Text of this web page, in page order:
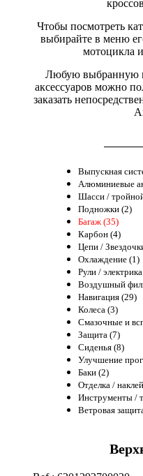
Чтобы посмотреть
выбирайте в меню
мотоцикла
Любую выбранную
аксессуаров можно
заказать
Выпускная
Алюминиевые
Шасси /
Подножки (2)
Багаж (35)
Карбон (4)
Цепи /
Охлаждение (1)
Рули /
Воздушный
Навигация (29)
Колеса (3)
Смазочные и
Защита (7)
Сиденья (8)
Улучшение
Баки (2)
Отделка /
Инструменты /
Ветровая